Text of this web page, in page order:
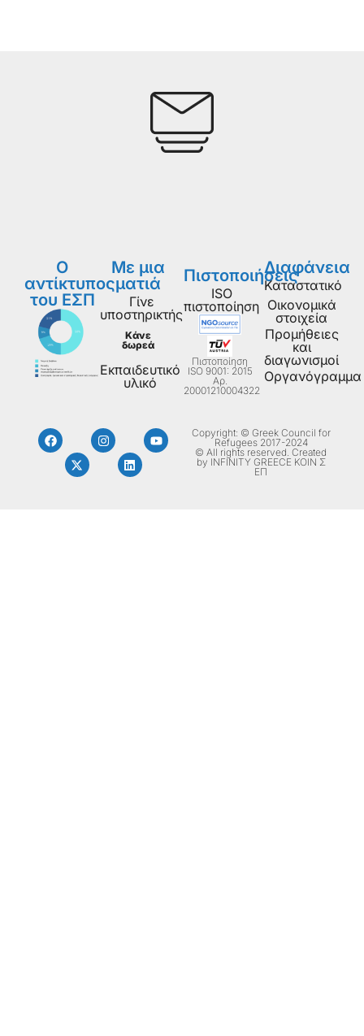
Ο
αντίκτυπος
του ΕΣΠ
Με μια
ματιά
Γίνε
υποστηρικτής
Κάνε
δωρεά
Εκπαιδευτικό
υλικό
Πιστοποιήσεις
ISO
πιστοποίηση
Πιστοποίηση
ISO 9001: 2015
Aρ.
20001210004322
Διαφάνεια
Καταστατικό
Οικονομικά
στοιχεία
Προμήθειες
και
διαγωνισμοί
Οργανόγραμμα
Copyright: © Greek Council for
Refugees 2017-2024
© All rights reserved. Created
by INFINITY GREECE ΚΟΙΝ Σ
ΕΠ